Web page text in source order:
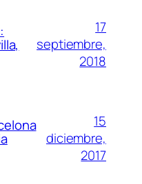
17
septiembre,
2018
15
diciembre,
2017